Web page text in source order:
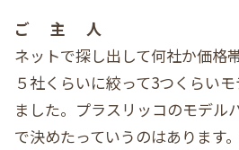
ご主人
ネットで探し出して何社か価格
５社くらいに絞って3つくらい
ました。プラスリッコのモデル
で決めたっていうのはあります